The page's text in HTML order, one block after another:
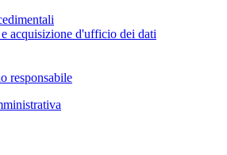
acquisizione d'ufficio dei dati
responsabile